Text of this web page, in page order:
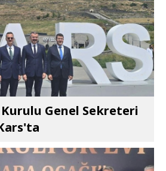
Genel Sekreteri